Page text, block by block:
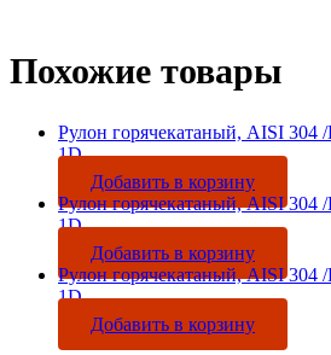
Похожие товары
Рулон горячекатаный, AISI 304
1D
Добавить в корзину
Рулон горячекатаный, AISI 304
1D
Добавить в корзину
Рулон горячекатаный, AISI 304
1D
Добавить в корзину